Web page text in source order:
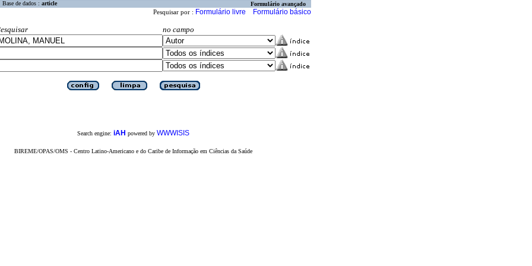
Base de dados : article Formulário avançado
Pesquisar por : Formulário livre Formulário básico
no campo
Search engine: iAH powered by WWWISIS
BIREME/OPAS/OMS - Centro Latino-Americano e do Caribe de Informação em Ciências da Saúde